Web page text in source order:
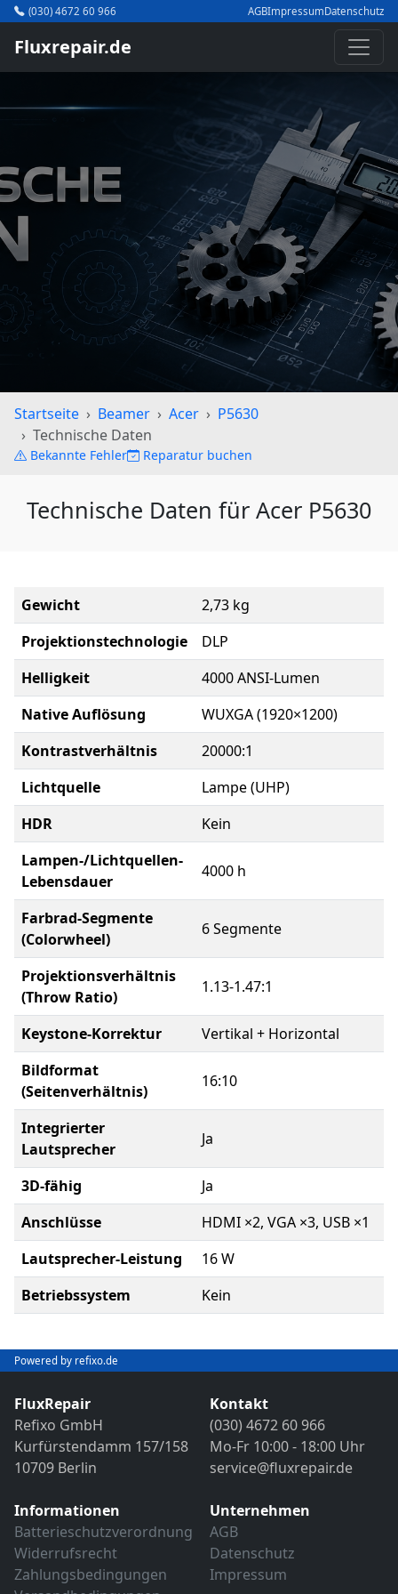
(030) 4672 60 966 AGBImpressumDatenschutz
Fluxrepair.de
Startseite Beamer Acer
P5630
Technische Daten
Bekannte Fehler Reparatur buchen
Technische Daten für Acer P5630
Gewicht
2,73 kg
Projektionstechnologie
DLP
Helligkeit
4000 ANSI-Lumen
Native Auflösung
WUXGA (1920×1200)
Kontrastverhältnis
20000:1
Lichtquelle
Lampe (UHP)
HDR
Kein
Lampen-/Lichtquellen-
Lebensdauer
4000 h
Farbrad-Segmente
(Colorwheel)
6 Segmente
Projektionsverhältnis
(Throw Ratio)
1.13-1.47:1
Keystone-Korrektur
Vertikal + Horizontal
Bildformat
(Seitenverhältnis)
16:10
Integrierter
Lautsprecher
Ja
3D-fähig
Ja
Anschlüsse
HDMI ×2, VGA ×3, USB ×1
Lautsprecher-Leistung
16 W
Betriebssystem
Kein
Powered by refixo.de
FluxRepair
Refixo GmbH
Kurfürstendamm 157/158
10709 Berlin
Kontakt
(030) 4672 60 966
Mo-Fr 10:00 - 18:00 Uhr
service@fluxrepair.de
Informationen
Batterieschutzverordnung
Widerrufsrecht
Zahlungsbedingungen
Unternehmen
AGB
Datenschutz
Impressum